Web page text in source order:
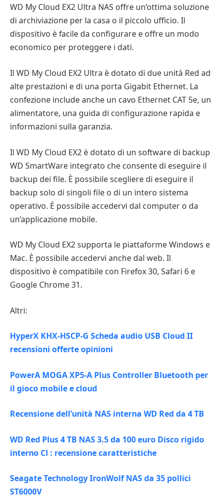
WD My Cloud EX2 Ultra NAS offre un’ottima soluzione
di archiviazione per la casa o il piccolo ufficio. Il
dispositivo è facile da configurare e offre un modo
economico per proteggere i dati.
Il WD My Cloud EX2 Ultra è dotato di due unità Red ad
alte prestazioni e di una porta Gigabit Ethernet. La
confezione include anche un cavo Ethernet CAT 5e, un
alimentatore, una guida di configurazione rapida e
informazioni sulla garanzia.
Il WD My Cloud EX2 è dotato di un software di backup
WD SmartWare integrato che consente di eseguire il
backup dei file. È possibile scegliere di eseguire il
backup solo di singoli file o di un intero sistema
operativo. È possibile accedervi dal computer o da
un’applicazione mobile.
WD My Cloud EX2 supporta le piattaforme Windows e
Mac. È possibile accedervi anche dal web. Il
dispositivo è compatibile con Firefox 30, Safari 6 e
Google Chrome 31.
Altri:
HyperX KHX-HSCP-G Scheda audio USB Cloud II
recensioni offerte opinioni
PowerA MOGA XP5-A Plus Controller Bluetooth per
il gioco mobile e cloud
Recensione dell’unità NAS interna WD Red da 4 TB
WD Red Plus 4 TB NAS 3.5 da 100 euro Disco rigido
interno Cl : recensione caratteristiche
Seagate Technology IronWolf NAS da 35 pollici
ST6000V